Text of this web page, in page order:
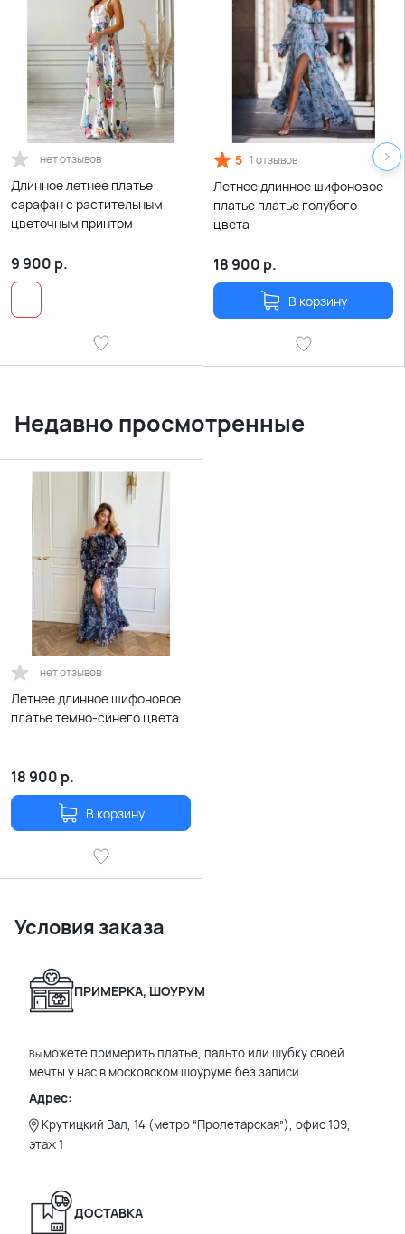
нет отзывов
Длинное летнее платье
сарафан с растительным
цветочным принтом
9 900 р.
5 1 отзывов
Летнее длинное шифоновое
платье платье голубого
цвета
18 900 р.
В корзину
Недавно просмотренные
нет отзывов
Летнее длинное шифоновое
платье темно-синего цвета
18 900 р.
В корзину
Условия заказа
ПРИМЕРКА, ШОУРУМ
Вы можете примерить платье, пальто или шубку своей
мечты у нас в московском шоуруме без записи
Адрес:
Крутицкий Вал, 14 (метро “Пролетарская”), офис 109,
этаж 1
ДОСТАВКА